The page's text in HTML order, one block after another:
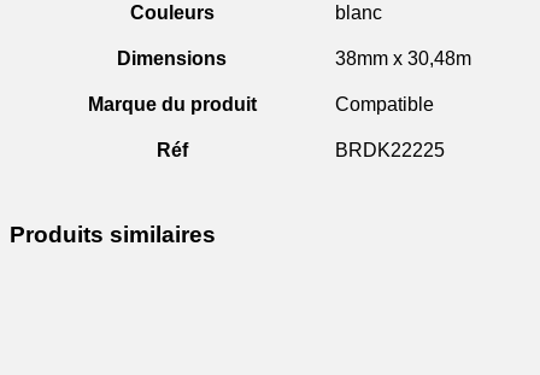
Couleurs blanc
Dimensions 38mm x 30,48m
Marque du produit Compatible
Réf BRDK22225
Produits similaires